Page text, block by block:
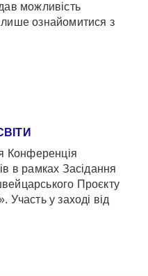
можливість
лише ознайомитися з
Конференція
в рамках Засідання
Проєкту
Участь у заході від